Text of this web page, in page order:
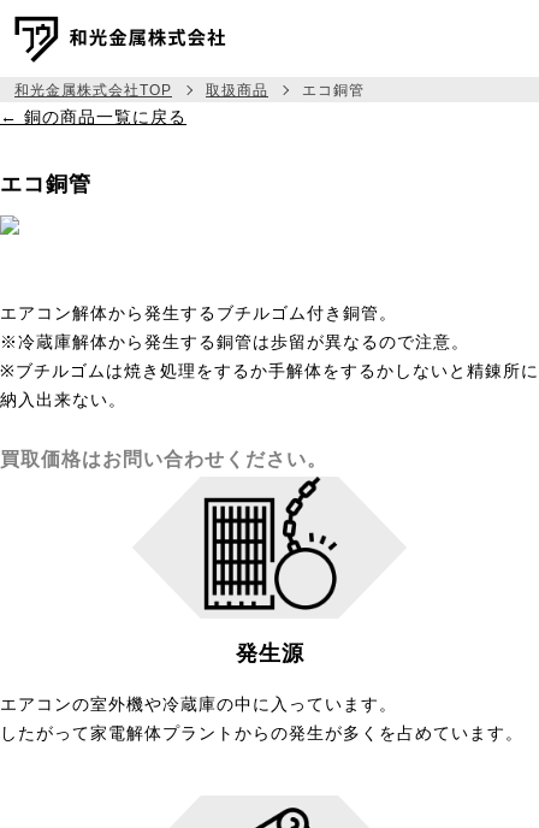
会社情報
TEL: 045-444-6333
お問い合わせ
和光金属株式会社TOP 取扱商品 エコ銅管
← 銅の商品一覧に戻る
エコ銅管
エアコン解体から発生するブチルゴム付き銅管。
※冷蔵庫解体から発生する銅管は歩留が異なるので注意。
※ブチルゴムは焼き処理をするか手解体をするかしないと精錬所に
納入出来ない。
買取価格はお問い合わせください。
発生源
エアコンの室外機や冷蔵庫の中に入っています。
したがって家電解体プラントからの発生が多くを占めています。